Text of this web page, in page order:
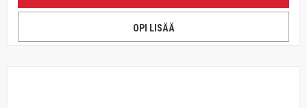
OPI LISÄÄ